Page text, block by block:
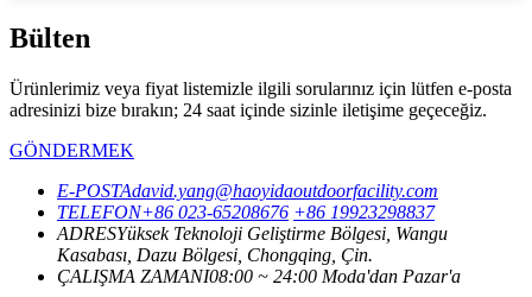
Bülten
Ürünlerimiz veya fiyat listemizle ilgili sorularınız için lütfen e-posta
adresinizi bize bırakın; 24 saat içinde sizinle iletişime geçeceğiz.
GÖNDERMEK
E-POSTAdavid.yang@haoyidaoutdoorfacility.com
TELEFON+86 023-65208676 +86 19923298837
ADRESYüksek Teknoloji Geliştirme Bölgesi, Wangu
Kasabası, Dazu Bölgesi, Chongqing, Çin.
ÇALIŞMA ZAMANI08:00 ~ 24:00 Moda'dan Pazar'a